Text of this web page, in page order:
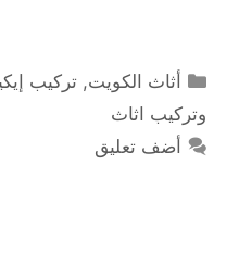
التصنيفات
أثاث الكويت,تركيب
وتركيب اثاث
أضف تعليق